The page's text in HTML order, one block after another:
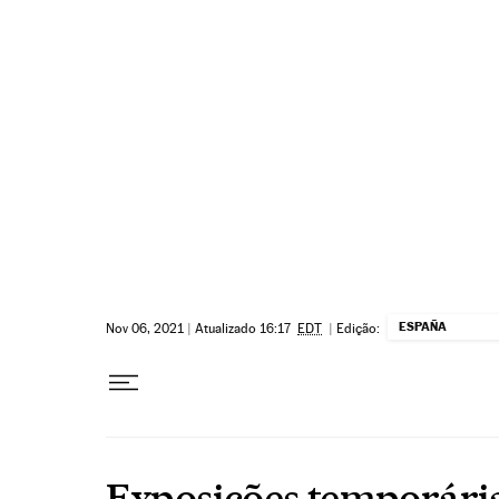
Nov 06, 2021 | Atualizado 16:17 EDT | Edição: ESPAÑA